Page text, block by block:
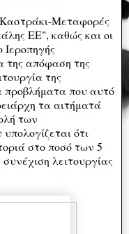
Μεταφορές
ΕΕ", καθώς και οι
Ιεροπηγής
της απόφαση της
της
προβλήματα που αυτό
τα αιτήματά
των
ότι
στο ποσό των 5
λειτουργίας